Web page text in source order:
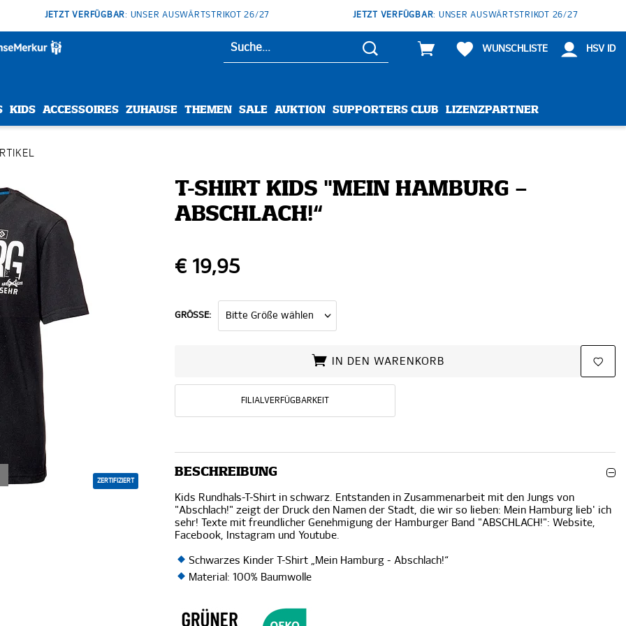
JETZT VERFÜGBAR: UNSER AUSWÄRTSTRIKOT 26/27 JETZT VERFÜGBAR: UNSER AUSWÄRTSTRIKOT 26/27
WUNSCHLISTE HSV ID
KIDS ACCESSOIRES ZUHAUSE THEMEN SALE AUKTION SUPPORTERS CLUB LIZENZPARTNER
ZERTIFIZIERT
T-SHIRT KIDS "MEIN HAMBURG –
ABSCHLACH!“
€ 19,95
GRÖSSE:
IN DEN WARENKORB
FILIALVERFÜGBARKEIT
BESCHREIBUNG
Kids Rundhals-T-Shirt in schwarz. Entstanden in Zusammenarbeit mit den Jungs von
"Abschlach!" zeigt der Druck den Namen der Stadt, die wir so lieben: Mein Hamburg lieb' ich
sehr! Texte mit freundlicher Genehmigung der Hamburger Band "ABSCHLACH!": Website,
Facebook, Instagram und Youtube.
Schwarzes Kinder T-Shirt „Mein Hamburg - Abschlach!“
Material: 100% Baumwolle